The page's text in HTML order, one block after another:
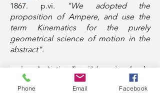
1867. p.vi.
"We adopted the
proposition of Ampere, and use the
term Kinematics for the purely
geometrical science of motion in the
abstract".
Phone Email Facebook